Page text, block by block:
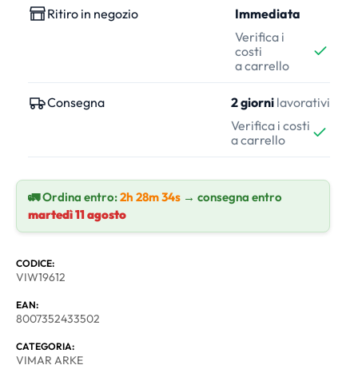
Ritiro in negozio
Immediata
Verifica i
costi
a carrello
Consegna 2 giorni lavorativi
Verifica i costi
a carrello
🚛 Ordina entro:2h 28m 34s → consegna entro
martedì 11 agosto
CODICE:
VIW19612
EAN:
8007352433502
CATEGORIA:
VIMAR ARKE